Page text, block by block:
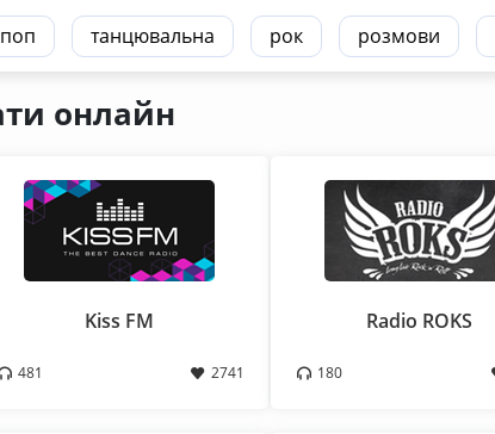
поп танцювальна рок розмови
онлайн
Kiss FM
481 2741
Radio ROKS
180